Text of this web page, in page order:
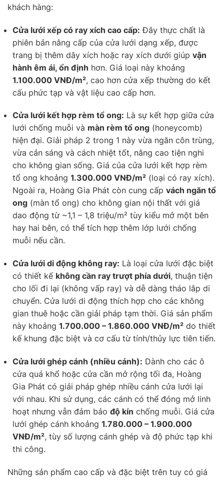
khách hàng:
Cửa lưới xếp có ray xích cao cấp: Đây thực chất là
phiên bản nâng cấp của cửa lưới dạng xếp, được
trang bị thêm dây xích hoặc ray xích dưới giúp vận
hành êm ái, ổn định hơn. Giá loại này khoảng
1.100.000 VNĐ/m², cao hơn cửa xếp thường do kết
cấu phức tạp và vật liệu cao cấp hơn.
Cửa lưới kết hợp rèm tổ ong: Là sự kết hợp giữa cửa
lưới chống muỗi và màn rèm tổ ong (honeycomb)
hiện đại. Giải pháp 2 trong 1 này vừa ngăn côn trùng,
vừa cản sáng và cách nhiệt tốt, nâng cao tiện nghi
cho không gian sống. Giá của cửa lưới kết hợp rèm
tổ ong khoảng 1.300.000 VNĐ/m² (loại có ray xích).
Ngoài ra, Hoàng Gia Phát còn cung cấp vách ngăn tổ
ong (màn tổ ong) cho không gian nội thất với giá
dao động từ ~1,1 – 1,8 triệu/m² tùy kiểu mở một bên
hay hai bên, có thể tích hợp thêm lớp lưới chống
muỗi nếu cần.
Cửa lưới di động không ray: Là loại cửa lưới đặc biệt
có thiết kế không cần ray trượt phía dưới, thuận tiện
cho lối đi lại (không vấp ray) và dễ dàng tháo lắp di
chuyển. Cửa lưới di động thích hợp cho các không
gian thuê hoặc cần giải pháp tạm thời. Giá sản phẩm
này khoảng 1.700.000 – 1.860.000 VNĐ/m² do thiết
kế khung đặc biệt và cơ cấu từ tính/thủy lực tiên tiến.
Cửa lưới ghép cánh (nhiều cánh): Dành cho các ô
cửa quá khổ hoặc cửa cần mở rộng tối đa, Hoàng
Gia Phát có giải pháp ghép nhiều cánh cửa lưới lại
với nhau. Khi sử dụng, các cánh có thể đóng mở linh
hoạt nhưng vẫn đảm bảo độ kín chống muỗi. Giá cửa
lưới ghép cánh khoảng 1.780.000 – 1.900.000
VNĐ/m², tùy số lượng cánh ghép và độ phức tạp khi
thi công.
Những sản phẩm cao cấp và đặc biệt trên tuy có giá